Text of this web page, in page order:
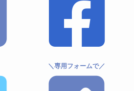
＼専用フォームで／